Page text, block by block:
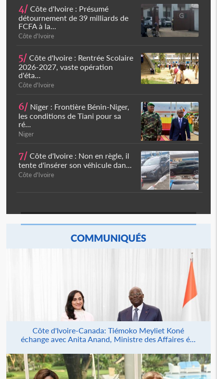
4/ Côte d'Ivoire : Présumé
détournement de 39 milliards de
FCFA à la...
Côte d'Ivoire
5/ Côte d'Ivoire : Rentrée Scolaire
2026-2027, vaste opération
d'éta...
Côte d'Ivoire
6/ Niger : Frontière Bénin-Niger,
les conditions de Tiani pour sa
ré...
Niger
7/ Côte d'Ivoire : Non en règle, il
tente d'insérer son véhicule dan...
Côte d'Ivoire
COMMUNIQUÉS
Côte d'Ivoire-Canada: Tiémoko Meyliet Koné
échange avec Anita Anand, Ministre des Affaires é...